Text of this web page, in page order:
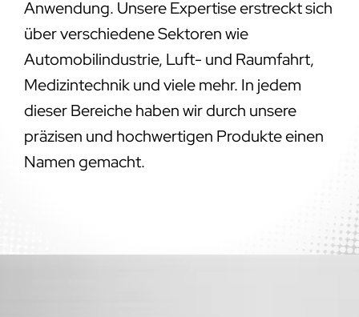
Anwendung. Unsere Expertise erstreckt sich
über verschiedene Sektoren wie
Automobilindustrie, Luft- und Raumfahrt,
Medizintechnik und viele mehr. In jedem
dieser Bereiche haben wir durch unsere
präzisen und hochwertigen Produkte einen
Namen gemacht.